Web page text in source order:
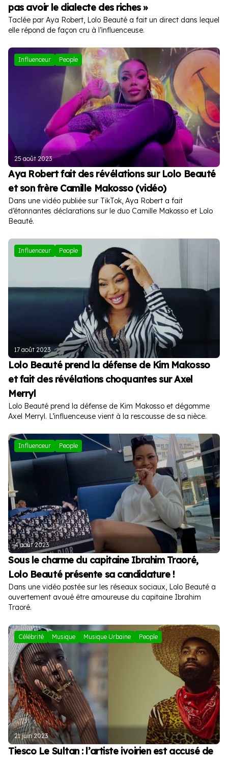
pas avoir le dialecte des riches »
Taclée par Aya Robert, Lolo Beauté a fait un direct dans lequel
elle répond de façon cru à l’influenceuse.
Influenceur People
25 août 2023
Aya Robert fait des révélations sur Lolo Beauté
et son frère Camille Makosso (vidéo)
Dans une vidéo publiée sur TikTok, Aya Robert a fait
d’étonnantes déclarations sur le duo Camille Makosso et Lolo
Beauté.
Influenceur People
17 août 2023
Lolo Beauté prend la défense de Kim Makosso
et fait des révélations choquantes sur Axel
Merryl
Lolo Beauté prend la défense de Kim Makosso et dégomme
Axel Merryl. L’influenceuse vient à la rescousse de sa nièce.
Influenceur People
4 août 2023
Sous le charme du capitaine Ibrahim Traoré,
Lolo Beauté présente sa candidature !
Dans une vidéo postée sur les réseaux sociaux, Lolo Beauté a
ouvertement avoué être amoureuse du capitaine Ibrahim
Traoré.
Célébrité Musique Musique Urbaine People
21 juin 2023
Tiesco Le Sultan : l’artiste ivoirien est accusé de